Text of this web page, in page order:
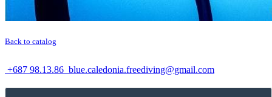
Back to catalog
+687 98.13.86 blue.caledonia.freediving@gmail.com